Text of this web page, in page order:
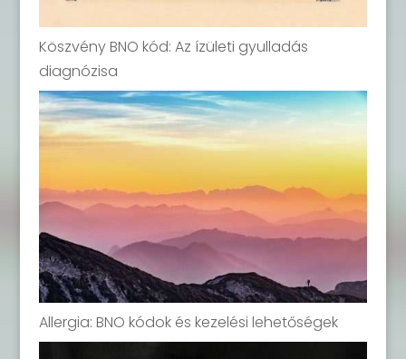
Köszvény BNO kód: Az ízületi gyulladás
diagnózisa
Allergia: BNO kódok és kezelési lehetőségek